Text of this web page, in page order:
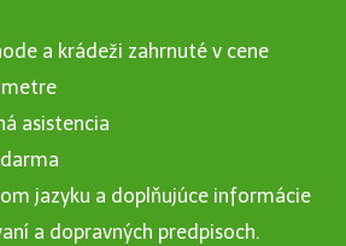
a krádeži zahrnuté v cene
asistencia
jazyku a doplňujúce informácie
a dopravných predpisoch.